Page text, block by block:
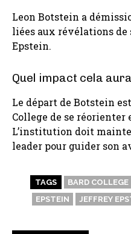
Leon Botstein a
liées aux révélations
Epstein.
Quel impact cela
Le départ de Botstein
College de se réorienter
L’institution doit
leader pour guider son
TAGS BARD COLLEGE
EPSTEIN
JEFFREY